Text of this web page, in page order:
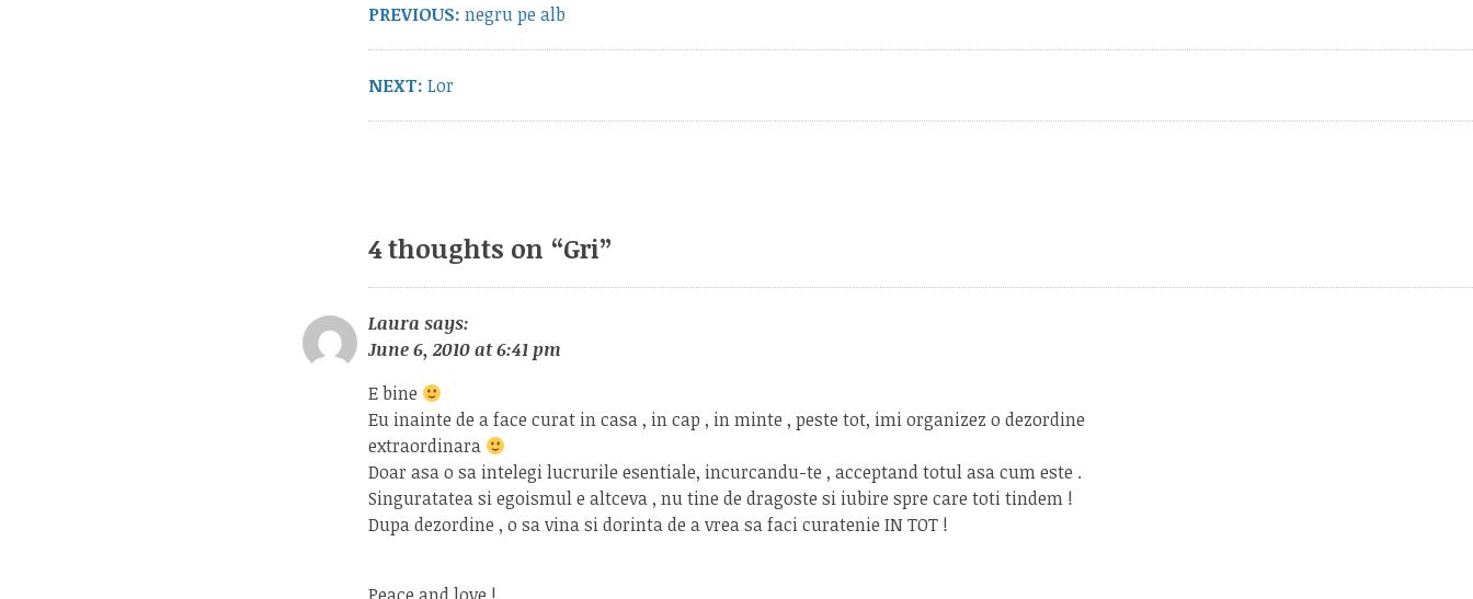
PREVIOUS: Previous
negru pe alb
NEXT: Next
Lor
4 thoughts on “Gri”
Laura says:
June 6, 2010 at 6:41 pm
E bine
Eu inainte de a face curat in casa , in cap , in minte , peste tot, imi organizez o dezordine
extraordinara
Doar asa o sa intelegi lucrurile esentiale, incurcandu-te , acceptand totul asa cum este .
Singuratatea si egoismul e altceva , nu tine de dragoste si iubire spre care toti tindem !
Dupa dezordine , o sa vina si dorinta de a vrea sa faci curatenie IN TOT !